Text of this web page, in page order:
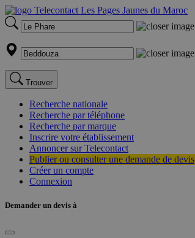
Trouver
Recherche nationale
Recherche par téléphone
Recherche par marque
Inscrire votre établissement
Annoncer sur Telecontact
Publier ou consulter une demande de devis
Créer un compte
Connexion
Demander un devis à